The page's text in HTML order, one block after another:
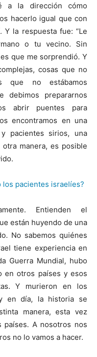
a la dirección cómo
hacerlo igual que con
Y la respuesta fue: “Le
o tu vecino. Sin
que me sorprendió. Y
cosas que no
no estábamos
debimos prepararnos
abrir puentes para
encontramos en una
pacientes sirios, una
manera, es posible
los pacientes israelíes?
Entienden el
están huyendo de una
No sabemos quiénes
tiene experiencia en
Guerra Mundial, hubo
en otros países y esos
Y murieron en los
en día, la historia se
manera, esta vez
países. A nosotros nos
no lo vamos a hacer.